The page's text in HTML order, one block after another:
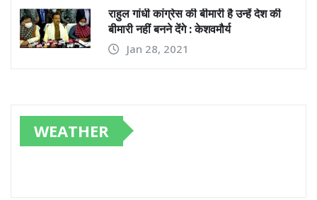
राहुल गांधी कांग्रेस की बीमारी है उन्हें देश की
बीमारी नहीं बनने देंगे : केशवमौर्य
Jan 28, 2021
WEATHER